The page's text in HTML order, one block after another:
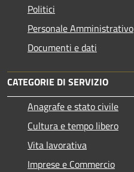
Politici
Personale Amministrativo
Documenti e dati
CATEGORIE DI SERVIZIO
Anagrafe e stato civile
Cultura e tempo libero
Vita lavorativa
Imprese e Commercio